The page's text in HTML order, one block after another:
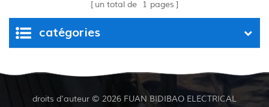
un total de 1 pages
catégories
droits d'auteur © 2026 FUAN BIDIBAO ELECTRICAL